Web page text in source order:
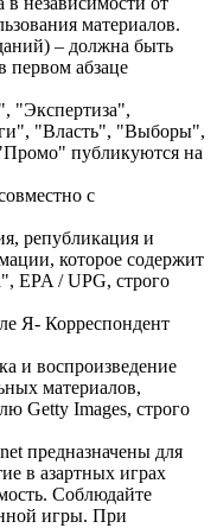
материалов.
– должна быть
первом абзаце
"Экспертиза",
"Власть", "Выборы",
публикуются на
с
републикация и
которое содержит
EPA / UPG, строго
Я- Корреспондент
и воспроизведение
материалов,
Getty Images, строго
предназначены для
в азартных играх
Соблюдайте
игры. При